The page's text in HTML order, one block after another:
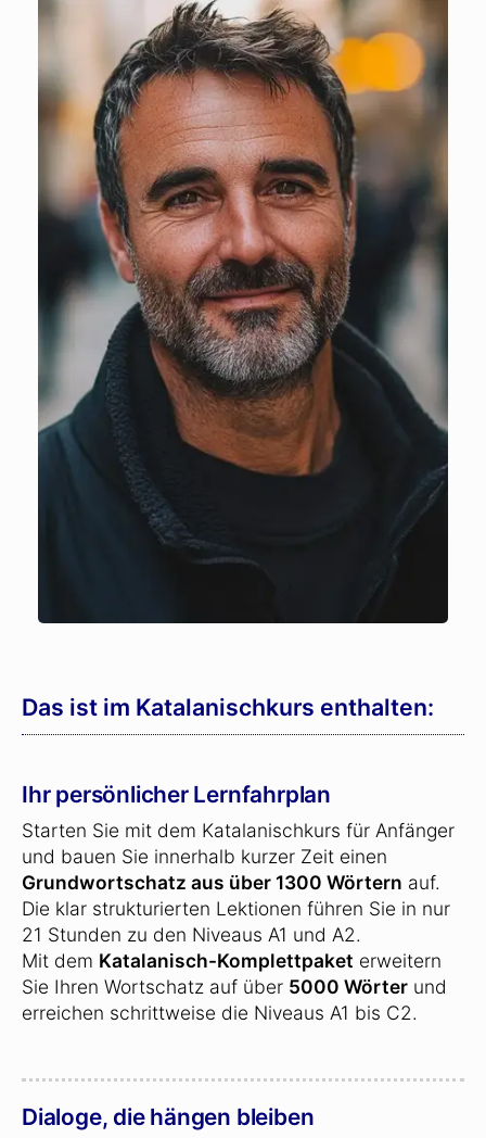
Das ist im Katalanischkurs enthalten:
Ihr persönlicher Lernfahrplan
Starten Sie mit dem Katalanischkurs für Anfänger
und bauen Sie innerhalb kurzer Zeit einen
Grundwortschatz aus über 1300 Wörtern auf.
Die klar strukturierten Lektionen führen Sie in nur
21 Stunden zu den Niveaus A1 und A2.
Mit dem Katalanisch-Komplettpaket erweitern
Sie Ihren Wortschatz auf über 5000 Wörter und
erreichen schrittweise die Niveaus A1 bis C2.
Dialoge, die hängen bleiben